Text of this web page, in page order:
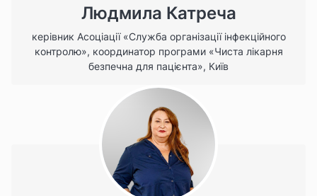
Людмила Катреча
керівник Асоціації «Служба організації інфекційного
контролю», координатор програми «Чиста лікарня
безпечна для пацієнта», Київ